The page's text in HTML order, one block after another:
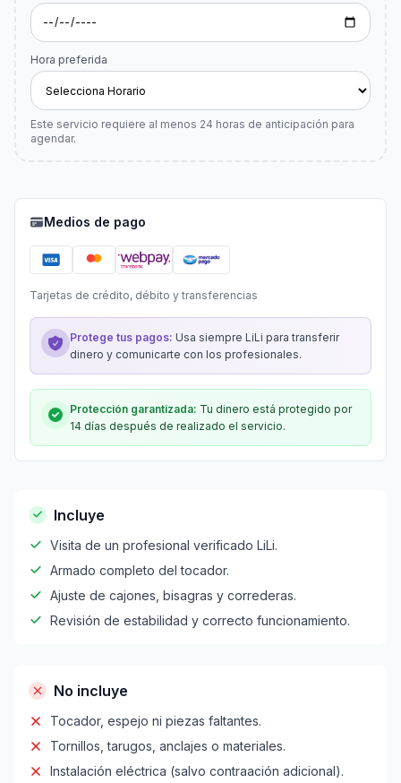
Hora preferida
Este servicio requiere al menos 24 horas de anticipación para
agendar.
Medios de pago
Tarjetas de crédito, débito y transferencias
Protege tus pagos: Usa siempre LiLi para transferir
dinero y comunicarte con los profesionales.
Protección garantizada: Tu dinero está protegido por
14 días después de realizado el servicio.
Incluye
Visita de un profesional verificado LiLi.
Armado completo del tocador.
Ajuste de cajones, bisagras y correderas.
Revisión de estabilidad y correcto funcionamiento.
No incluye
Tocador, espejo ni piezas faltantes.
Tornillos, tarugos, anclajes o materiales.
Instalación eléctrica (salvo contraación adicional).